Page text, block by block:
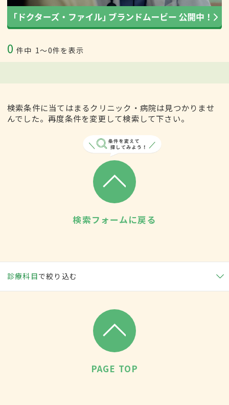
0 件中 1〜0件を表示
検索条件に当てはまるクリニック・病院は見つかりませ
んでした。再度条件を変更して検索して下さい。
検索フォームに戻る
診療科目で絞り込む
PAGE TOP